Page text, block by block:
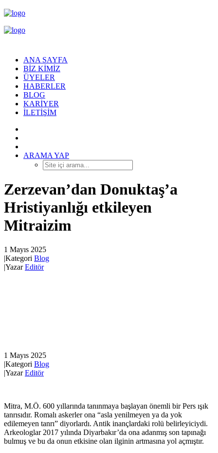
ANA SAYFA
BIZ KIMIZ
ÜYELER
HABERLER
BLOG
KARIYER
İLETIŞIM
ARAMA YAP
Zerzevan’dan Donuktaş’a
Hristiyanlığı etkileyen
Mitraizim
1 Mayıs 2025
|Kategori Blog
|YazarEditör
1 Mayıs 2025
|Kategori Blog
|YazarEditör
Mitra, M.Ö. 600 yıllarında tanınmaya başlayan önemli bir Pers ışık
tanrısıdır. Romalı askerler ona “asla yenilmeyen ya da yok
edilemeyen tanrı” diyorlardı. Antik inançlardaki rolü belirleyiciydi.
Arkeologlar 2017 yılında Diyarbakır’da ona adanmış son tapınağı
bulmuş ve bu da onun etkisine olan ilginin artmasına yol açmıştır.